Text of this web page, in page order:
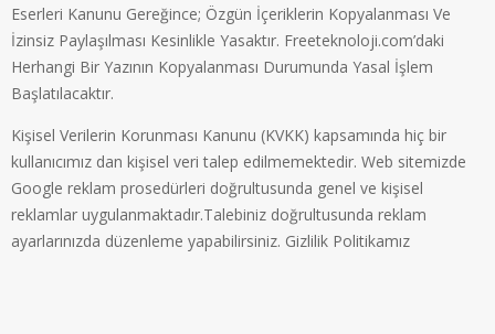
Eserleri Kanunu Gereğince; Özgün İçeriklerin Kopyalanması Ve
İzinsiz Paylaşılması Kesinlikle Yasaktır. Freeteknoloji.com’daki
Herhangi Bir Yazının Kopyalanması Durumunda Yasal İşlem
Başlatılacaktır.
Kişisel Verilerin Korunması Kanunu (KVKK) kapsamında hiç bir
kullanıcımız dan kişisel veri talep edilmemektedir. Web sitemizde
Google reklam prosedürleri doğrultusunda genel ve kişisel
reklamlar uygulanmaktadır.Talebiniz doğrultusunda reklam
ayarlarınızda düzenleme yapabilirsiniz. Gizlilik Politikamız